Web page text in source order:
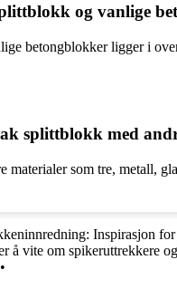
og vanlige
betongblokker ligger i
splittblokk med
som tre, metall,
Inspirasjon
å vite om spikeruttrekkere
•